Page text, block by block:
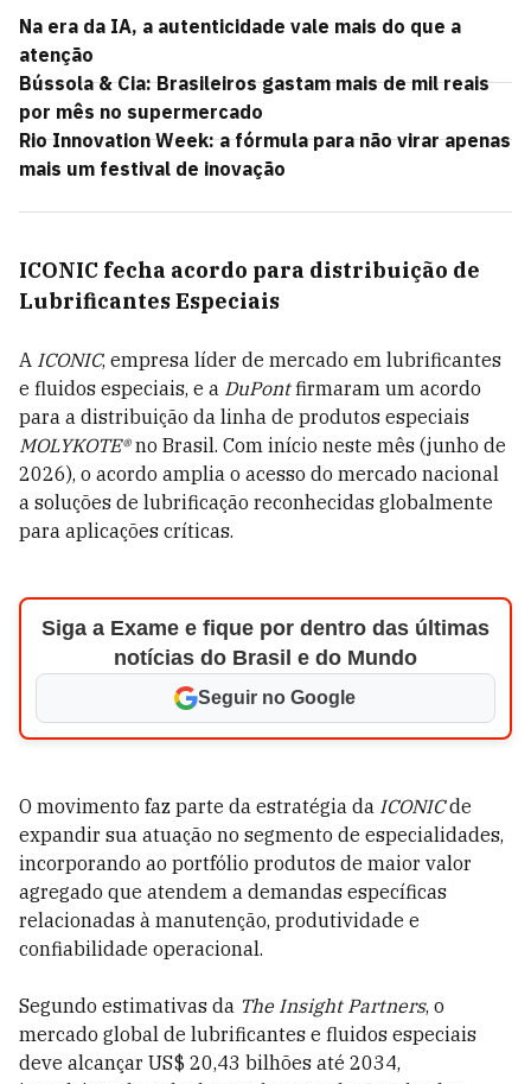
Na era da IA, a autenticidade vale mais do que a
atenção
Bússola & Cia: Brasileiros gastam mais de mil reais
por mês no supermercado
Rio Innovation Week: a fórmula para não virar apenas
mais um festival de inovação
ICONIC fecha acordo para distribuição de
Lubrificantes Especiais
A ICONIC, empresa líder de mercado em lubrificantes
e fluidos especiais, e a DuPontfirmaram um acordo
para a distribuição da linha de produtos especiais
MOLYKOTE®no Brasil. Com início neste mês (junho de
2026), o acordo amplia o acesso do mercado nacional
a soluções de lubrificação reconhecidas globalmente
para aplicações críticas.
Siga a Exame e fique por dentro das últimas
notícias do Brasil e do Mundo
Seguir no Google
O movimento faz parte da estratégia da ICONICde
expandir sua atuação no segmento de especialidades,
incorporando ao portfólio produtos de maior valor
agregado que atendem a demandas específicas
relacionadas à manutenção, produtividade e
confiabilidade operacional.
Segundo estimativas da The Insight Partners, o
mercado global de lubrificantes e fluidos especiais
deve alcançar US$ 20,43 bilhões até 2034,